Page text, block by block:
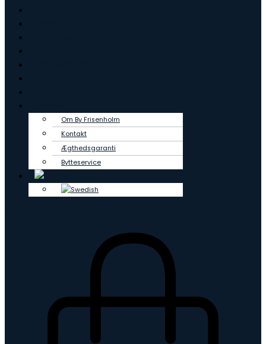
Om By Frisenholm
Kontakt
Ægthedsgaranti
Bytteservice